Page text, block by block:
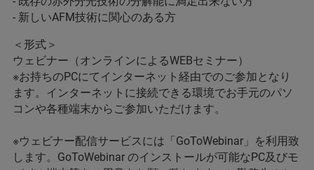
- 新しいAFM技術に関心のある方
＜形式＞
ウェビナー（オンラインによるWEBセミナー）
※お持ちのPCにてインターネット経由でのご参加となり
ます。インターネットに接続できる環境でお手元のパソ
コンや各種端末からご参加いただけます。
※ウェビナー配信サービスには「GoToWebinar」を利用致
します。GoToWebinar のインストールが可能なPC及びモ